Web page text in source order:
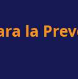
la